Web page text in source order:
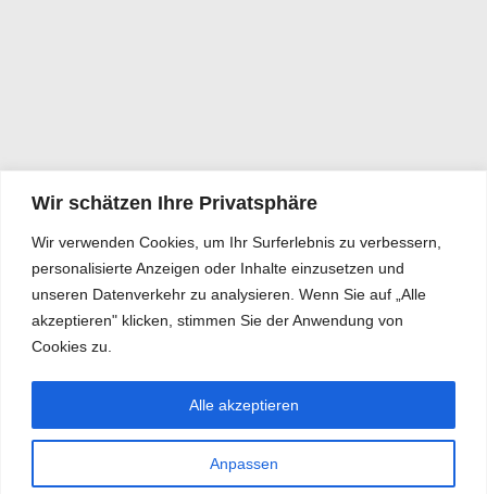
Wir schätzen Ihre Privatsphäre
Wir verwenden Cookies, um Ihr Surferlebnis zu verbessern,
personalisierte Anzeigen oder Inhalte einzusetzen und
unseren Datenverkehr zu analysieren. Wenn Sie auf „Alle
akzeptieren" klicken, stimmen Sie der Anwendung von
Cookies zu.
Anpassen
Alle akzeptieren